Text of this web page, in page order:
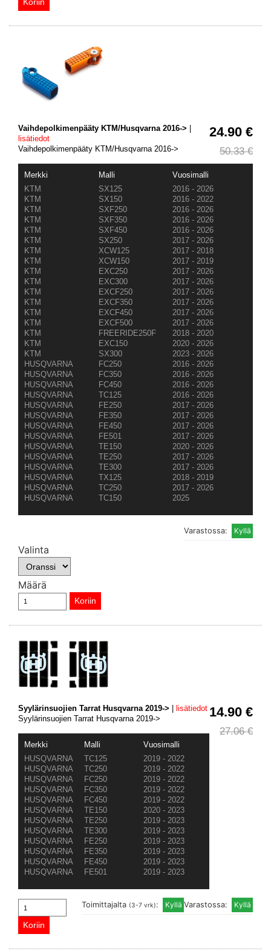
24.90 €
50.33 €
Vaihdepolkimenpääty KTM/Husqvarna 2016->
lisätiedot
Vaihdepolkimenpääty KTM/Husqvarna 2016->
Merkki Malli
Vuosimalli
KTM
SX125
2016 - 2026
KTM
SX150
2016 - 2022
KTM
SXF250
2016 - 2026
KTM
SXF350
2016 - 2026
KTM
SXF450
2016 - 2026
KTM
SX250
2017 - 2026
KTM
XCW125
2017 - 2018
KTM
XCW150
2017 - 2019
KTM
EXC250
2017 - 2026
KTM
EXC300
2017 - 2026
KTM
EXCF250
2017 - 2026
KTM
EXCF350
2017 - 2026
KTM
EXCF450
2017 - 2026
KTM
EXCF500
2017 - 2026
KTM
FREERIDE250F
2018 - 2020
KTM
EXC150
2020 - 2026
KTM
SX300
2023 - 2026
HUSQVARNA
FC250
2016 - 2026
HUSQVARNA
FC350
2016 - 2026
HUSQVARNA
FC450
2016 - 2026
HUSQVARNA
TC125
2016 - 2026
HUSQVARNA
FE250
2017 - 2026
HUSQVARNA
FE350
2017 - 2026
HUSQVARNA
FE450
2017 - 2026
HUSQVARNA
FE501
2017 - 2026
HUSQVARNA
TE150
2020 - 2026
HUSQVARNA
TE250
2017 - 2026
HUSQVARNA
TE300
2017 - 2026
HUSQVARNA
TX125
2018 - 2019
HUSQVARNA
TC250
2017 - 2026
HUSQVARNA
TC150 2025
Varastossa:
Valinta
Määrä
14.90 €
27.06 €
Syylärinsuojien Tarrat Husqvarna 2019->
lisätiedot
Syylärinsuojien Tarrat Husqvarna 2019->
Merkki Malli
Vuosimalli
HUSQVARNA
TC125
2019 - 2022
HUSQVARNA
TC250
2019 - 2022
HUSQVARNA
FC250
2019 - 2022
HUSQVARNA
FC350
2019 - 2022
HUSQVARNA
FC450
2019 - 2022
HUSQVARNA
TE150
2020 - 2023
HUSQVARNA
TE250
2019 - 2023
HUSQVARNA
TE300
2019 - 2023
HUSQVARNA
FE250
2019 - 2023
HUSQVARNA
FE350
2019 - 2023
HUSQVARNA
FE450
2019 - 2023
HUSQVARNA
FE501 2019 - 2023
Varastossa:
Toimittajalta (3-7 vrk):